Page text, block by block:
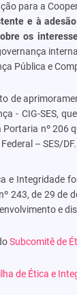
para a
e à
os
Pública e
de
- CIG-SES,
nº 206
– SES/DF.
e Integridade
243, de 29
e
Subcomitê de
de Ética e